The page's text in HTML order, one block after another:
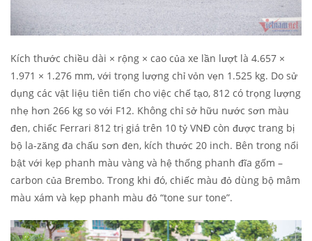
Kích thước chiều dài × rộng × cao của xe lần lượt là 4.657 ×
1.971 × 1.276 mm, với trọng lượng chỉ vỏn vẹn 1.525 kg. Do sử
dụng các vật liệu tiên tiến cho việc chế tạo, 812 có trọng lượng
nhẹ hơn 266 kg so với F12. Không chỉ sở hữu nước sơn màu
đen, chiếc Ferrari 812 trị giá trên 10 tỷ VNĐ còn được trang bị
bộ la-zăng đa chấu sơn đen, kích thước 20 inch. Bên trong nổi
bật với kẹp phanh màu vàng và hệ thống phanh đĩa gốm –
carbon của Brembo. Trong khi đó, chiếc màu đỏ dùng bộ mâm
màu xám và kẹp phanh màu đỏ “tone sur tone”.